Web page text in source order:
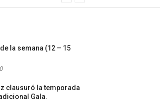
la semana (12 – 15
clausuró la temporada
Gala.